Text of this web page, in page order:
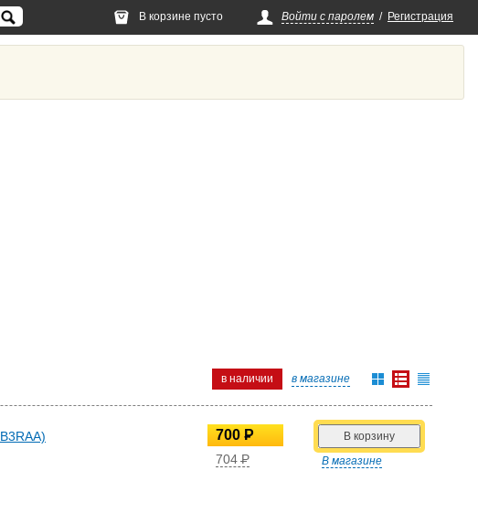
В корзине пусто Войти с паролем / Регистрация
в наличии в магазине
В магазине
700 P
УБ.
704P